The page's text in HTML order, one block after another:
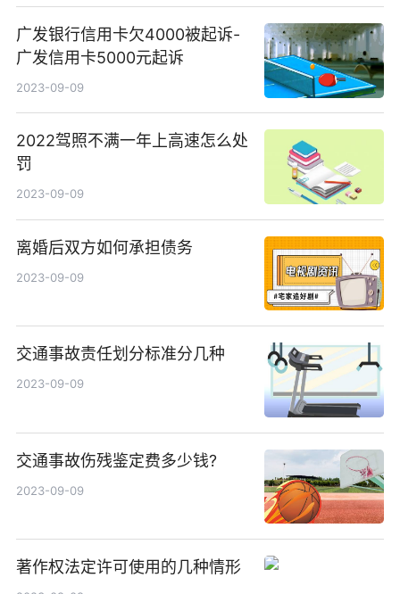
广发银行信用卡欠4000被起诉-
广发信用卡5000元起诉
2023-09-09
2022驾照不满一年上高速怎么处
罚
2023-09-09
离婚后双方如何承担债务
2023-09-09
交通事故责任划分标准分几种
2023-09-09
交通事故伤残鉴定费多少钱?
2023-09-09
著作权法定许可使用的几种情形